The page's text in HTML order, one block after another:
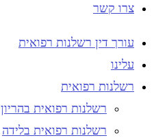
צרו קשר
עורך דין רשלנות רפואית
עלינו
רשלנות רפואית
רשלנות רפואית בהריון
רשלנות רפואית בלידה